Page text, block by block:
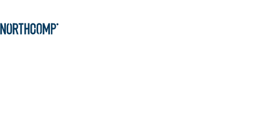
Zur Navigation springen